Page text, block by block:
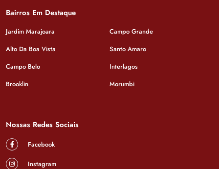
Bairros Em Destaque
Jardim Marajoara
Campo Grande
Alto Da Boa Vista
Santo Amaro
Campo Belo
Interlagos
Brooklin
Morumbi
Nossas Redes Sociais
Facebook
Instagram